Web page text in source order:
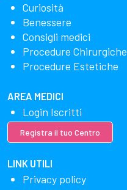
Curiosità
Benessere
Consigli medici
Procedure Chirurgiche
Procedure Estetiche
AREA MEDICI
Login Iscritti
Registra il tuo Centro
LINK UTILI
Privacy policy